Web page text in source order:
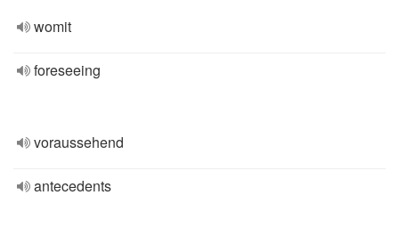
womit
foreseeing
voraussehend
antecedents